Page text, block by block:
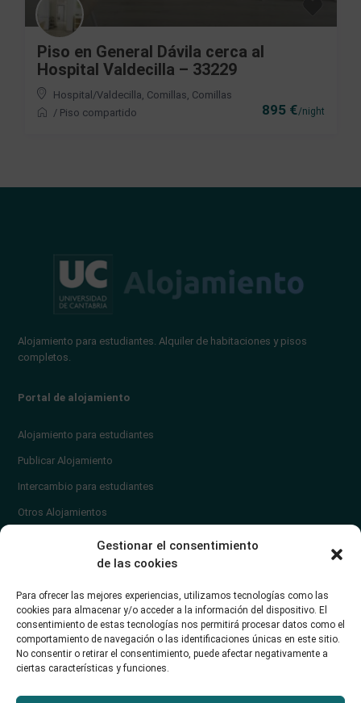
Gestionar el consentimiento
de las cookies
Para ofrecer las mejores experiencias, utilizamos tecnologías como las
cookies para almacenar y/o acceder a la información del dispositivo. El
consentimiento de estas tecnologías nos permitirá procesar datos como el
comportamiento de navegación o las identificaciones únicas en este sitio.
No consentir o retirar el consentimiento, puede afectar negativamente a
ciertas características y funciones.
895 €/night
Piso en General Dávila cerca al
Hospital Valdecilla – 33229
Hospital/Valdecilla, Comillas Comillas
/ Piso compartido
Alojamiento para estudiantes. Alquiler de habitaciones y pisos
completos.
Portal de alojamiento
Alojamiento para estudiantes
Publicar Alojamiento
Intercambio para estudiantes
Otros Alojamientos
¿Cómo publicar un anuncio?
Contacto